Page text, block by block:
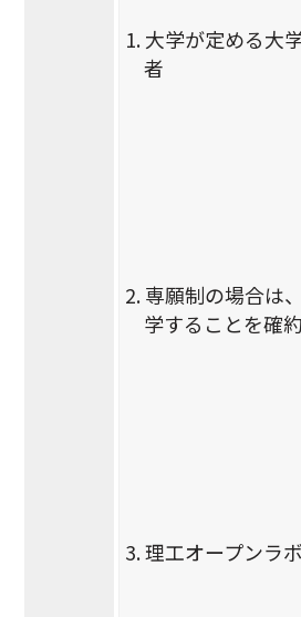
1. 大学が定める大
者
2. 専願制の場合は
学することを確
3. 理工オープンラ